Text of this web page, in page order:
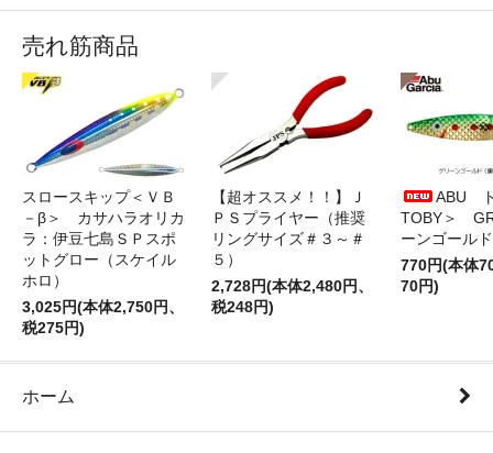
売れ筋商品
スロースキップ＜ＶＢ
－β＞ カサハラオリカ
ラ：伊豆七島ＳＰスポ
ットグロー（スケイル
ホロ）
3,025円(本体2,750円、
税275円)
【超オススメ！！】Ｊ
ＰＳプライヤー（推奨
リングサイズ＃３～＃
５）
2,728円(本体2,480円、
税248円)
ABU
TOBY＞
ーンゴールド
770円(本体
70円)
ホーム